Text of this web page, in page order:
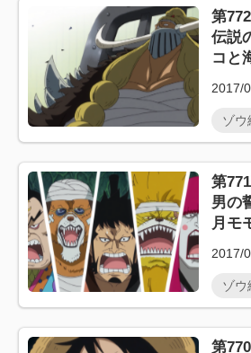
第
伝説
コと
2017/
ゾウ
第
男の
月モ
2017/
ゾウ
第